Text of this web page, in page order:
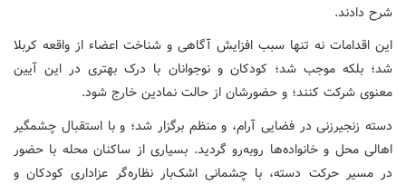
شرح دادند.
این اقدامات نه تنها سبب افزایش آگاهی و شناخت اعضاء از واقعه کربلا
شد؛ بلکه موجب شد؛ کودکان و نوجوانان با درک بهتری در این آیین
معنوی شرکت کنند؛ و حضورشان از حالت نمادین خارج شود.
دسته زنجیرزنی در فضایی آرام، و منظم برگزار شد؛ و با استقبال چشمگیر
اهالی محل و خانواده‌ها روبه‌رو گردید. بسیاری از ساکنان محله با حضور
در مسیر حرکت دسته، با چشمانی اشک‌بار نظاره‌گر عزاداری کودکان و